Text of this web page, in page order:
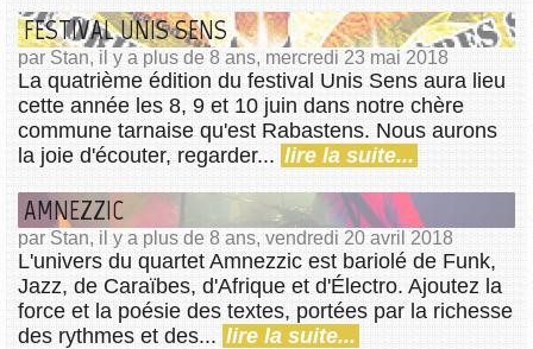
FESTIVAL UNIS SENS
par Stan, il y a plus de 8 ans, mercredi 23 mai 2018
La quatrième édition du festival Unis Sens aura lieu
cette année les 8, 9 et 10 juin dans notre chère
commune tarnaise qu'est Rabastens. Nous aurons
la joie d'écouter, regarder... lire la suite...
AMNEZZIC
par Stan, il y a plus de 8 ans, vendredi 20 avril 2018
L'univers du quartet Amnezzic est bariolé de Funk,
Jazz, de Caraïbes, d'Afrique et d'Électro. Ajoutez la
force et la poésie des textes, portées par la richesse
des rythmes et des... lire la suite...